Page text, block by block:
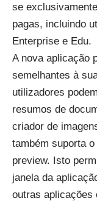
se
pagas, incluindo
Enterprise e Edu.
A nova aplicação
semelhantes à
utilizadores
resumos de
criador de
também suporta
preview. Isto
janela da
outras aplicações